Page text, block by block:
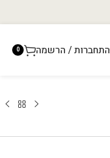
התחברות / הרשמה 0